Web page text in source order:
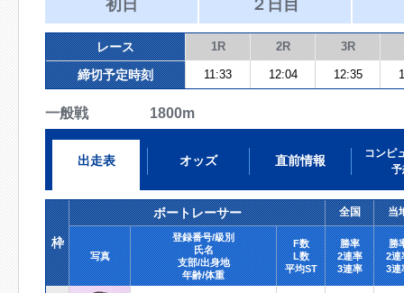
初日 ２日目
レース 1R 2R 3R
締切予定時刻 11:33 12:04 12:35
一般戦 1800m
出走表 オッズ 直前情報
コンピ
予
枠
ボートレーサー 全国 当
写真
登録番号/級別
氏名
支部/出身地
年齢/体重
F数
L数
平均ST
勝率
2連率
3連率
勝
2連
3連